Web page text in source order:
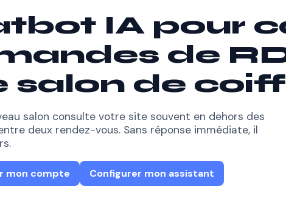
IA pour
de
salon de
salon consulte votre site souvent en dehors des
deux rendez-vous. Sans réponse immédiate, il
mon compte Configurer mon assistant